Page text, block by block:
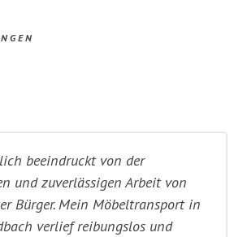
beeindruckt von der
und zuverlässigen Arbeit von
Bürger. Mein Möbeltransport in
verlief reibungslos und